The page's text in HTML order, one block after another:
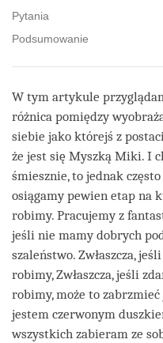
Pytania
Podsumowanie
W tym artykule
różnica pomiędzy
siebie jako którejś z
że jest się Myszką Miki. I
śmiesznie, to jednak
osiągamy pewien etap na
robimy. Pracujemy z
jeśli nie mamy dobrych
szaleństwo. Zwłaszcza,
robimy, Zwłaszcza, jeśli
robimy, może to zabrzmieć
jestem czerwonym
wszystkich zabieram ze